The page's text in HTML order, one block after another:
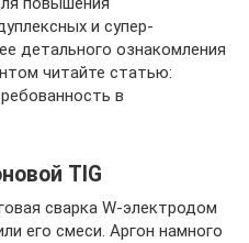
и супер-
детального ознакомления
читайте статью:
в
TIG
сварка W-электродом
его смеси. Аргон намного